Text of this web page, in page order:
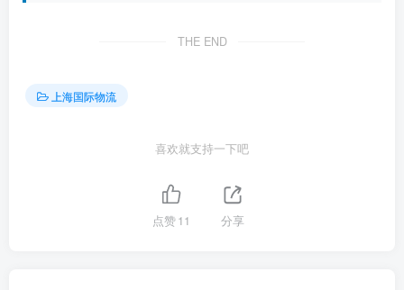
THE END
上海国际物流
喜欢就支持一下吧
点赞11 分享